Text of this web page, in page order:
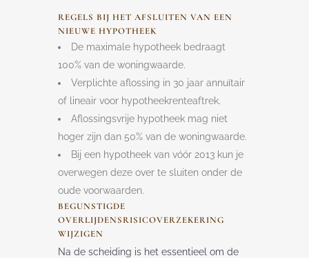
REGELS BIJ HET AFSLUITEN VAN EEN
NIEUWE HYPOTHEEK
De maximale hypotheek bedraagt
100% van de woningwaarde.
Verplichte aflossing in 30 jaar annuïtair
of lineair voor hypotheekrenteaftrek.
Aflossingsvrije hypotheek mag niet
hoger zijn dan 50% van de woningwaarde.
Bij een hypotheek van vóór 2013 kun je
overwegen deze over te sluiten onder de
oude voorwaarden.
BEGUNSTIGDE
OVERLIJDENSRISICOVERZEKERING
WIJZIGEN
Na de scheiding is het essentieel om de